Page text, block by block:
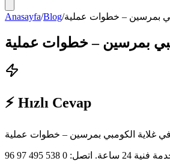
Anasayfa/Blog/
⚡ Hızlı Cevap
495 97 96